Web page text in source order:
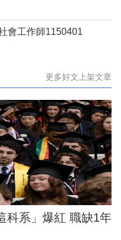
會工作師1150401
更多好文上架文章
科系」爆紅 職缺1年